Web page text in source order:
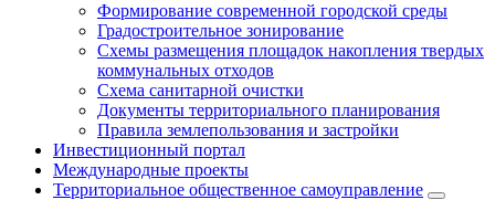
Формирование современной городской среды
Градостроительное зонирование
Схемы размещения площадок накопления твердых
коммунальных отходов
Схема санитарной очистки
Документы территориального планирования
Правила землепользования и застройки
Инвестиционный портал
Международные проекты
Территориальное общественное самоуправление